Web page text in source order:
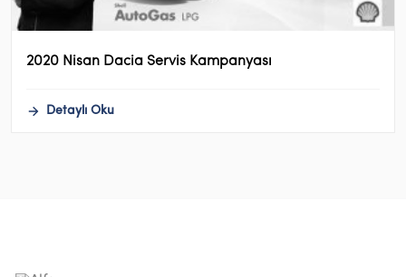
2020 Nisan Dacia Servis Kampanyası
Detaylı Oku